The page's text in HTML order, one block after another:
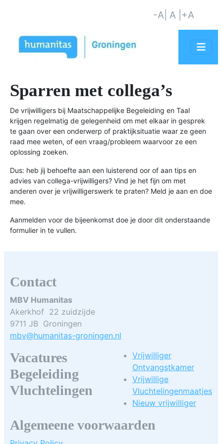
-A | A | +A
Sparren met collega’s
De vrijwilligers bij Maatschappelijke Begeleiding en Taal
krijgen regelmatig de gelegenheid om met elkaar in gesprek
te gaan over een onderwerp of praktijksituatie waar ze geen
raad mee weten, of een vraag/probleem waarvoor ze een
oplossing zoeken.
Dus: heb jij behoefte aan een luisterend oor of aan tips en
advies van collega-vrijwilligers? Vind je het fijn om met
anderen over je vrijwilligerswerk te praten? Meld je aan en doe
mee.
Aanmelden voor de bijeenkomst doe je door dit onderstaande
formulier in te vullen.
Contact
MBV Humanitas
Akerkhof 22 zuidzijde
9711 JB Groningen
mbv@humanitas-groningen.nl
Vacatures
Begeleiding
Vluchtelingen
Vrijwilliger
Ontvangstkamer
Vrijwillige
Vluchtelingenmaatjes
Nieuw vrijwilliger
Algemeene voorwaarden